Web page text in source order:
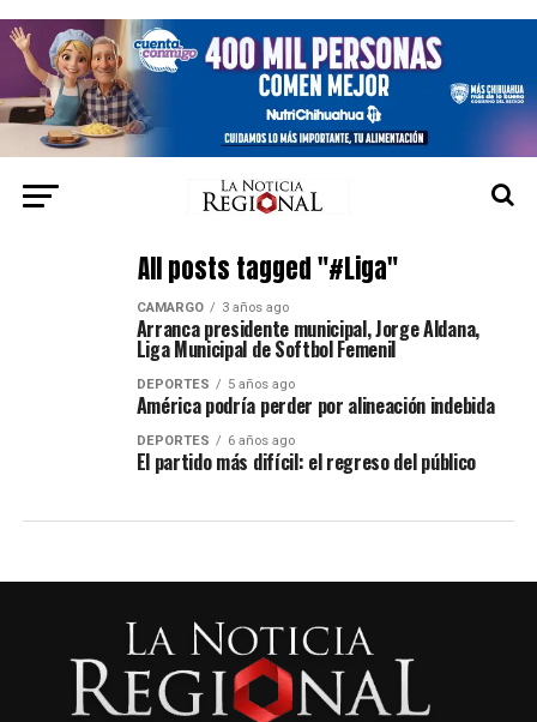
All posts tagged "#Liga"
CAMARGO 3 años ago
Arranca presidente municipal, Jorge Aldana,
Liga Municipal de Softbol Femenil
DEPORTES 5 años ago
América podría perder por alineación indebida
DEPORTES 6 años ago
El partido más difícil: el regreso del público